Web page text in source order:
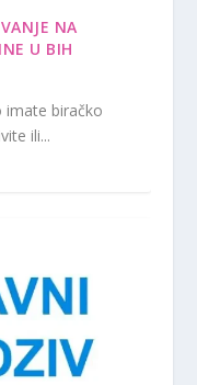
NA
U BIH
imate biračko
ili...